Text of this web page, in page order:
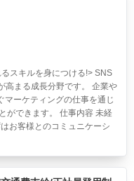
スキルを身につける!> SNS
高まる成長分野です。 企業や
マーケティングの仕事を通じ
ができます。 仕事内容 未経
お客様とのコミュニケーシ